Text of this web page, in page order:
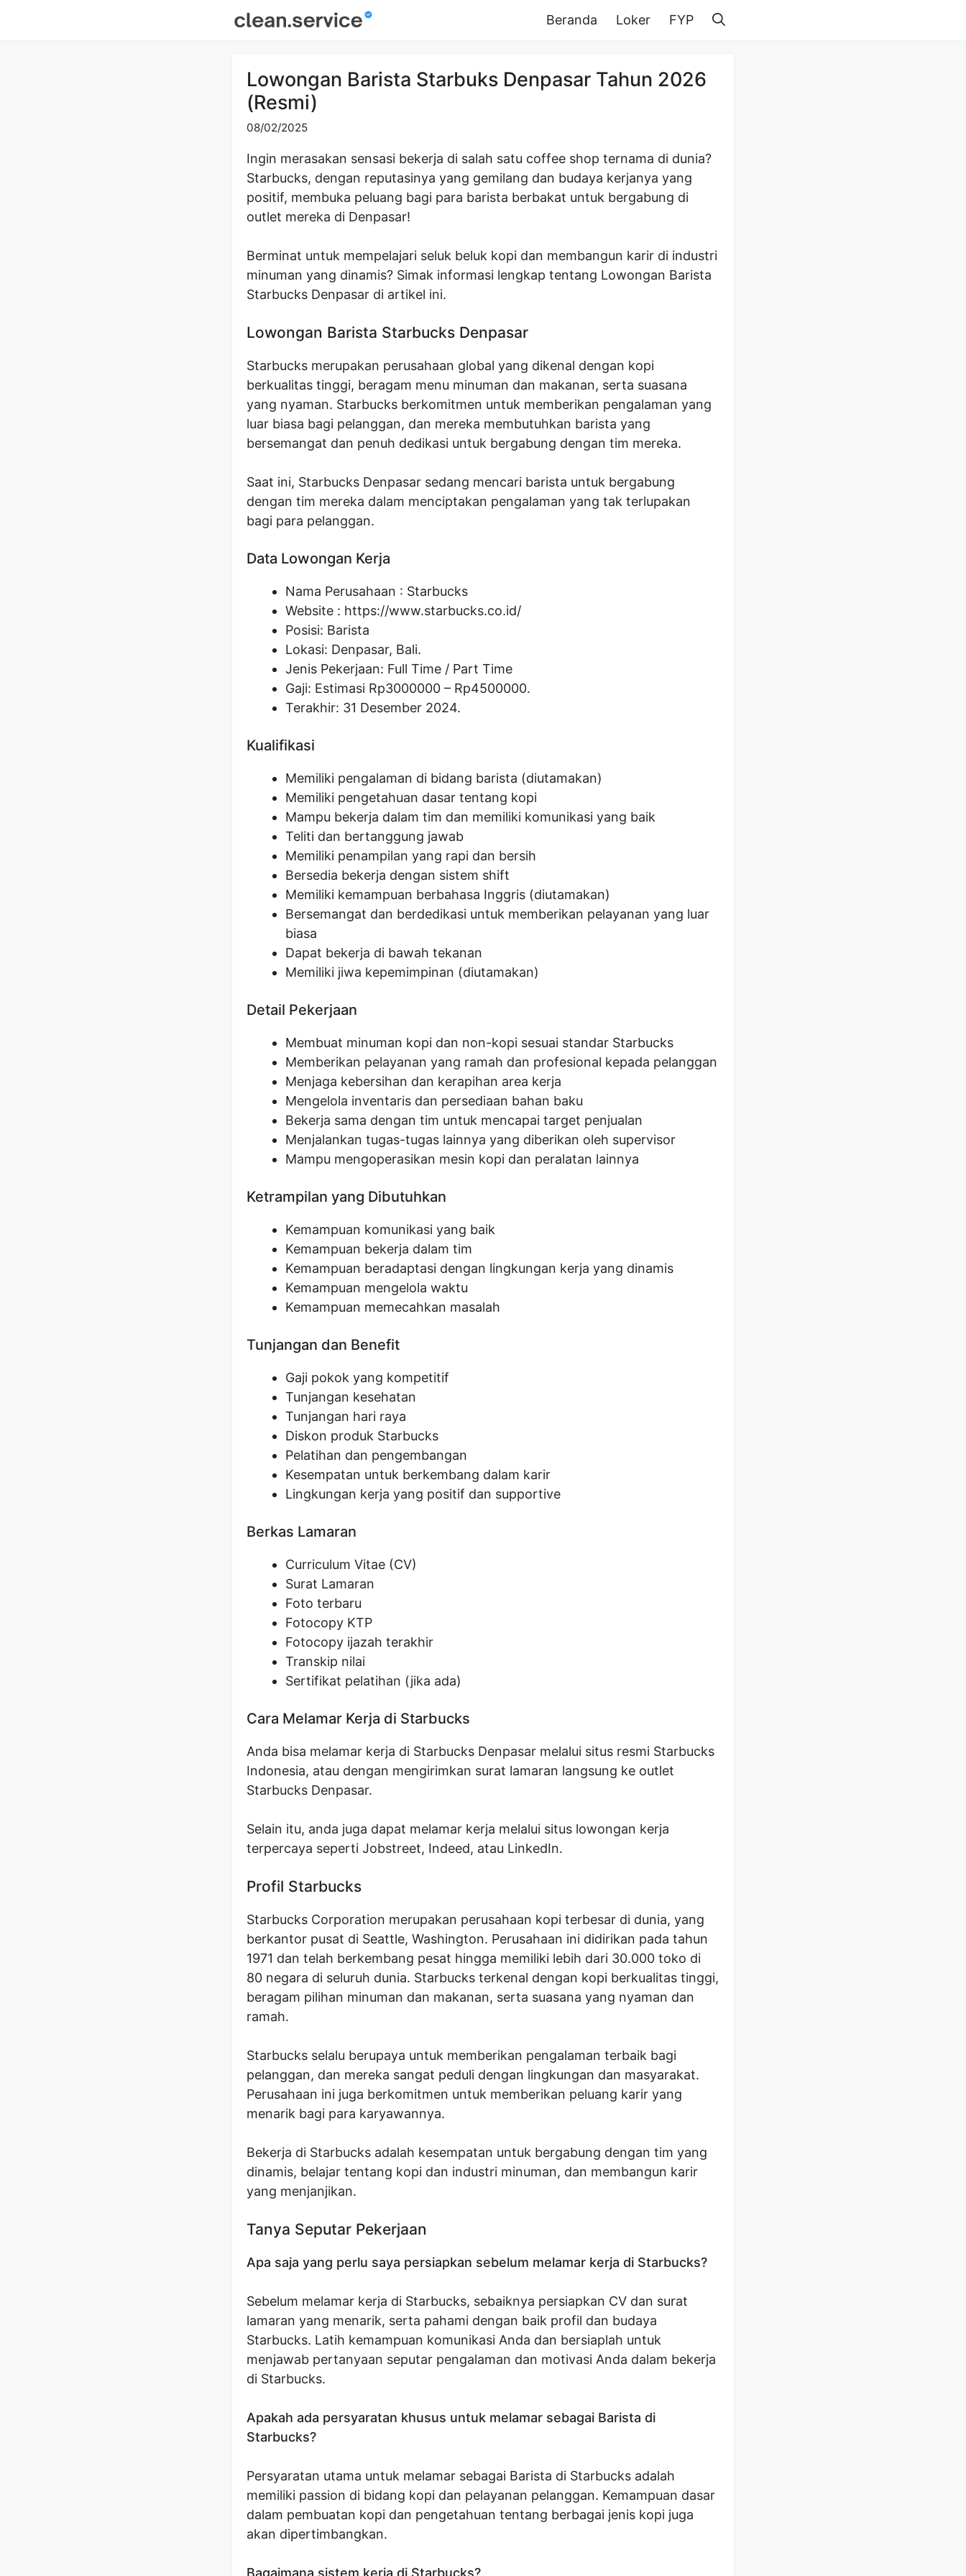
Beranda Loker FYP
Lowongan Barista Starbuks Denpasar Tahun 2026
(Resmi)
08/02/2025
Ingin merasakan sensasi bekerja di salah satu coffee shop ternama di dunia?
Starbucks, dengan reputasinya yang gemilang dan budaya kerjanya yang
positif, membuka peluang bagi para barista berbakat untuk bergabung di
outlet mereka di Denpasar!
Berminat untuk mempelajari seluk beluk kopi dan membangun karir di industri
minuman yang dinamis? Simak informasi lengkap tentang Lowongan Barista
Starbucks Denpasar di artikel ini.
Lowongan Barista Starbucks Denpasar
Starbucks merupakan perusahaan global yang dikenal dengan kopi
berkualitas tinggi, beragam menu minuman dan makanan, serta suasana
yang nyaman. Starbucks berkomitmen untuk memberikan pengalaman yang
luar biasa bagi pelanggan, dan mereka membutuhkan barista yang
bersemangat dan penuh dedikasi untuk bergabung dengan tim mereka.
Saat ini, Starbucks Denpasar sedang mencari barista untuk bergabung
dengan tim mereka dalam menciptakan pengalaman yang tak terlupakan
bagi para pelanggan.
Data Lowongan Kerja
Nama Perusahaan : Starbucks
Website : https://www.starbucks.co.id/
Posisi: Barista
Lokasi: Denpasar, Bali.
Jenis Pekerjaan: Full Time / Part Time
Gaji: Estimasi Rp3000000 – Rp4500000.
Terakhir: 31 Desember 2024.
Kualifikasi
Memiliki pengalaman di bidang barista (diutamakan)
Memiliki pengetahuan dasar tentang kopi
Mampu bekerja dalam tim dan memiliki komunikasi yang baik
Teliti dan bertanggung jawab
Memiliki penampilan yang rapi dan bersih
Bersedia bekerja dengan sistem shift
Memiliki kemampuan berbahasa Inggris (diutamakan)
Bersemangat dan berdedikasi untuk memberikan pelayanan yang luar
biasa
Dapat bekerja di bawah tekanan
Memiliki jiwa kepemimpinan (diutamakan)
Detail Pekerjaan
Membuat minuman kopi dan non-kopi sesuai standar Starbucks
Memberikan pelayanan yang ramah dan profesional kepada pelanggan
Menjaga kebersihan dan kerapihan area kerja
Mengelola inventaris dan persediaan bahan baku
Bekerja sama dengan tim untuk mencapai target penjualan
Menjalankan tugas-tugas lainnya yang diberikan oleh supervisor
Mampu mengoperasikan mesin kopi dan peralatan lainnya
Ketrampilan yang Dibutuhkan
Kemampuan komunikasi yang baik
Kemampuan bekerja dalam tim
Kemampuan beradaptasi dengan lingkungan kerja yang dinamis
Kemampuan mengelola waktu
Kemampuan memecahkan masalah
Tunjangan dan Benefit
Gaji pokok yang kompetitif
Tunjangan kesehatan
Tunjangan hari raya
Diskon produk Starbucks
Pelatihan dan pengembangan
Kesempatan untuk berkembang dalam karir
Lingkungan kerja yang positif dan supportive
Berkas Lamaran
Curriculum Vitae (CV)
Surat Lamaran
Foto terbaru
Fotocopy KTP
Fotocopy ijazah terakhir
Transkip nilai
Sertifikat pelatihan (jika ada)
Cara Melamar Kerja di Starbucks
Anda bisa melamar kerja di Starbucks Denpasar melalui situs resmi Starbucks
Indonesia, atau dengan mengirimkan surat lamaran langsung ke outlet
Starbucks Denpasar.
Selain itu, anda juga dapat melamar kerja melalui situs lowongan kerja
terpercaya seperti Jobstreet, Indeed, atau LinkedIn.
Profil Starbucks
Starbucks Corporation merupakan perusahaan kopi terbesar di dunia, yang
berkantor pusat di Seattle, Washington. Perusahaan ini didirikan pada tahun
1971 dan telah berkembang pesat hingga memiliki lebih dari 30.000 toko di
80 negara di seluruh dunia. Starbucks terkenal dengan kopi berkualitas tinggi,
beragam pilihan minuman dan makanan, serta suasana yang nyaman dan
ramah.
Starbucks selalu berupaya untuk memberikan pengalaman terbaik bagi
pelanggan, dan mereka sangat peduli dengan lingkungan dan masyarakat.
Perusahaan ini juga berkomitmen untuk memberikan peluang karir yang
menarik bagi para karyawannya.
Bekerja di Starbucks adalah kesempatan untuk bergabung dengan tim yang
dinamis, belajar tentang kopi dan industri minuman, dan membangun karir
yang menjanjikan.
Tanya Seputar Pekerjaan
Apa saja yang perlu saya persiapkan sebelum melamar kerja di Starbucks?
Sebelum melamar kerja di Starbucks, sebaiknya persiapkan CV dan surat
lamaran yang menarik, serta pahami dengan baik profil dan budaya
Starbucks. Latih kemampuan komunikasi Anda dan bersiaplah untuk
menjawab pertanyaan seputar pengalaman dan motivasi Anda dalam bekerja
di Starbucks.
Apakah ada persyaratan khusus untuk melamar sebagai Barista di
Starbucks?
Persyaratan utama untuk melamar sebagai Barista di Starbucks adalah
memiliki passion di bidang kopi dan pelayanan pelanggan. Kemampuan dasar
dalam pembuatan kopi dan pengetahuan tentang berbagai jenis kopi juga
akan dipertimbangkan.
Bagaimana sistem kerja di Starbucks?